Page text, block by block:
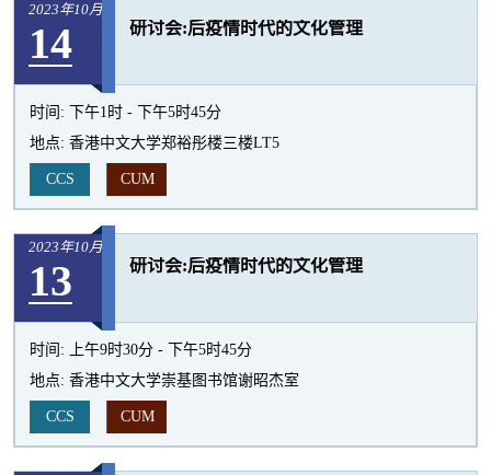
2023年10月
14 研讨会:后疫情时代的文化管理
时间:
下午1时 - 下午5时45分
地点: 香港中文大学郑裕彤楼三楼LT5
CCS CUM
2023年10月
13 研讨会:后疫情时代的文化管理
时间:
上午9时30分 - 下午5时45分
地点: 香港中文大学崇基图书馆谢昭杰室
CCS CUM